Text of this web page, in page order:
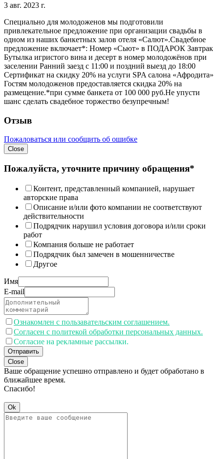
3 авг. 2023 г.
Специально для молодоженов мы подготовили
привлекательное предложение при организации свадьбы в
одном из наших банкетных залов отеля «Салют».Свадебное
предложение включает*: Номер «Сьют» в ПОДАРОК Завтрак
Бутылка игристого вина и десерт в номер молодожёнов при
заселении Ранний заезд с 11:00 и поздний выезд до 18:00
Сертификат на скидку 20% на услуги SPA салона «Афродита»
Гостям молодоженов предоставляется скидка 20% на
размещение.*при сумме банкета от 100 000 руб.Не упусти
шанс сделать свадебное торжество безупречным!
Отзыв
Пожаловаться или сообщить об ошибке
Close
Пожалуйста, уточните причину обращения*
Контент, представленный компанией, нарушает
авторские права
Описание и/или фото компании не соответствуют
действительности
Подрядчик нарушил условия договора и/или сроки
работ
Компания больше не работает
Подрядчик был замечен в мошенничестве
Другое
Имя
E-mail
Ознакомлен с пользавательским соглашением.
Согласен с политекой обработки персональных данных.
Согласие на рекламные рассылки.
Отправить
Close
Ваше обращение успешно отправлено и будет обработано в
ближайшее время.
Спасибо!
Ok